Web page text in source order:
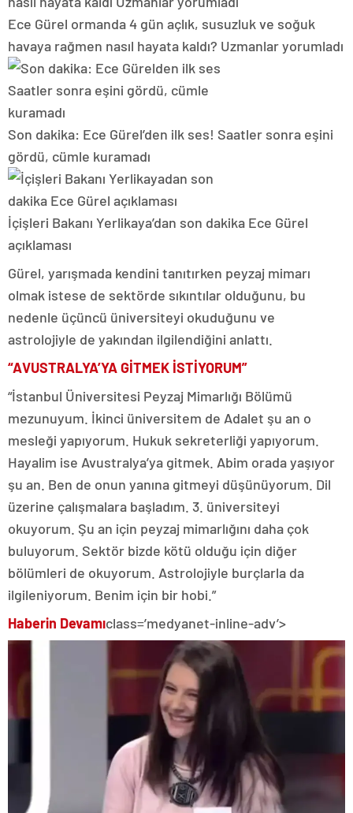
Ece Gürel ormanda 4 gün açlık, susuzluk ve soğuk
havaya rağmen nasıl hayata kaldı? Uzmanlar yorumladı
Son dakika: Ece Gürel’den ilk ses! Saatler sonra eşini
gördü, cümle kuramadı
İçişleri Bakanı Yerlikaya’dan son dakika Ece Gürel
açıklaması
Gürel, yarışmada kendini tanıtırken peyzaj mimarı
olmak istese de sektörde sıkıntılar olduğunu, bu
nedenle üçüncü üniversiteyi okuduğunu ve
astrolojiyle de yakından ilgilendiğini anlattı.
“AVUSTRALYA’YA GİTMEK İSTİYORUM”
“İstanbul Üniversitesi Peyzaj Mimarlığı Bölümü
mezunuyum. İkinci üniversitem de Adalet şu an o
mesleği yapıyorum. Hukuk sekreterliği yapıyorum.
Hayalim ise Avustralya’ya gitmek. Abim orada yaşıyor
şu an. Ben de onun yanına gitmeyi düşünüyorum. Dil
üzerine çalışmalara başladım. 3. üniversiteyi
okuyorum. Şu an için peyzaj mimarlığını daha çok
buluyorum. Sektör bizde kötü olduğu için diğer
bölümleri de okuyorum. Astrolojiyle burçlarla da
ilgileniyorum. Benim için bir hobi.”
Haberin Devamıclass=’medyanet-inline-adv’>